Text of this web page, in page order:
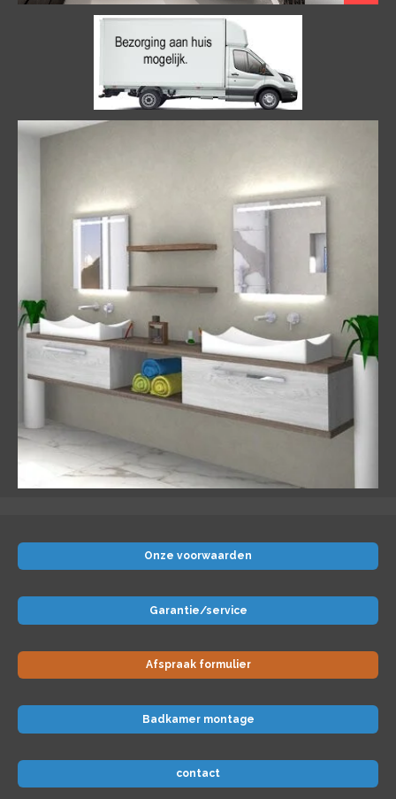
Onze voorwaarden
Garantie/service
Afspraak formulier
Badkamer montage
contact